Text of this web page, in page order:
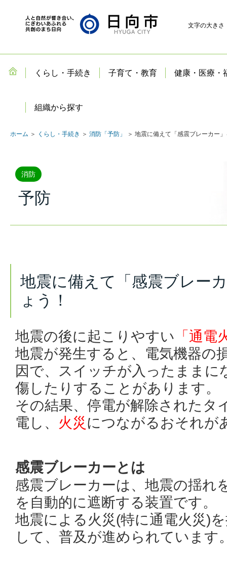
文字の大きさ
くらし・手続き 子育て・教育 健康・医療・
組織から探す
ホーム ＞ くらし・手続き ＞ 消防「予防」 ＞ 地震に備えて「感震ブレーカー
消防
予防
地震に備えて「感震ブレー
ょう！
地震の後に起こりやすい 「通電
地震が発生すると、電気機器の
因で、スイッチが入ったままに
傷したりすることがあります。
その結果、停電が解除されたタ
電し、 火災につながるおそれが
感震ブレーカーとは
感震ブレーカーは、地震の揺れ
を自動的に遮断する装置です。
地震による火災(特に通電火災)
して、普及が進められています